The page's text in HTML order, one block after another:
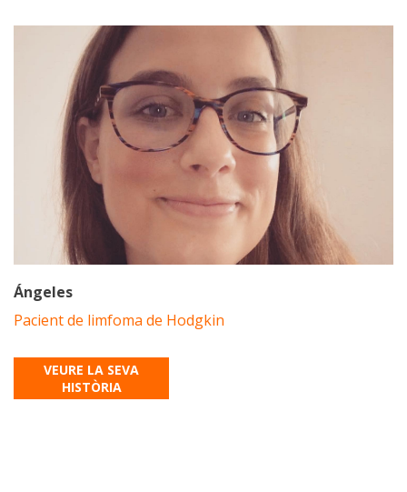
Ángeles
Pacient de limfoma de Hodgkin
VEURE LA SEVA
HISTÒRIA